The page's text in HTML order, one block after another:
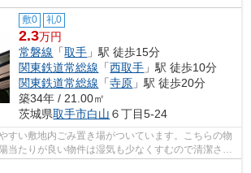
敷0 礼0
2.3万円
常磐線 「取手 」駅 徒歩15分
関東鉄道常総線 「西取手 」駅 徒歩10分
関東鉄道常総線 「寺原 」駅 徒歩20分
築34年 / 21.00㎡
茨城県取手市白山 ６丁目5-24
すい敷地内ごみ置き場がついています。こちらの物
当たりが良い物件は湿気も少なくすむので清潔さを
な利便性の高い...